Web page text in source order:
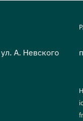
А. Невского